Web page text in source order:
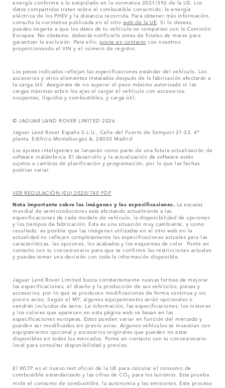
energía conforme a lo estipulado en la normativa 2021/392 de la UE. Los
datos compartidos tratan sobre el combustible consumido, la energía
eléctrica de los PHEV y la distancia recorrida. Para obtener más información,
consulta la normativa publicada en el sitio web de la UE . Si lo deseas,
puedes negarte a que los datos de tu vehículo se compartan con la Comisión
Europea. No obstante, deberás notificarlo antes de finales de marzo para
garantizar la exclusión. Para ello, ponte en contacto con nosotros
proporcionando el VIN y el número de registro.
Los pesos indicados reflejan las especificaciones estándar del vehículo. Los
accesorios y otros elementos instalados después de la fabricación afectarán a
la carga útil. Asegúrate de no superar el peso máximo autorizado ni las
cargas máximas sobre los ejes al cargar el vehículo con accesorios,
ocupantes, líquidos y combustibles, y carga útil.
© JAGUAR LAND ROVER LIMITED 2026
Jaguar Land Rover España S.L.U., Calle del Puerto de Somport 21-23, 4ª
planta, Edificio Monteburgos A, 28050 Madrid
Los ajustes inteligentes se lanzarán como parte de una futura actualización de
software inalámbrica. El desarrollo y la actualización de software están
sujetos a cambios de planificación y programación, por lo que las fechas
podrían variar.
VER REGULACIÓN (EU) 2020/740 PDF
Nota importante sobre las imágenes y las especificaciones. La escasez
mundial de semiconductores está afectando actualmente a las
especificaciones de cada modelo de vehículo, la disponibilidad de opciones
y los tiempos de fabricación. Esta es una situación muy cambiante, y como
resultado, es posible que las imágenes utilizadas en el sitio web en la
actualidad no reflejen completamente las especificaciones actuales para las
características, las opciones, los acabados y los esquemas de color. Ponte en
contacto con tu concesionario para que te confirme las restricciones actuales
y puedas tomar una decisión con toda la información disponible.
Jaguar Land Rover Limited busca constantemente nuevas formas de mejorar
las especificaciones, el diseño y la producción de sus vehículos, piezas y
accesorios, por lo que se producen modificaciones de forma continua y sin
previo aviso. Según el MY, algunos equipamientos serán opcionales o
vendrán incluidos de serie. La información, las especificaciones, los motores
y los colores que aparecen en esta página web se basan en las
especificaciones europeas. Estos pueden variar en función del mercado y
pueden ser modificados sin previo aviso. Algunos vehículos se muestran con
equipamiento opcional y accesorios originales que pueden no estar
disponibles en todos los mercados. Ponte en contacto con tu concesionario
local para consultar disponibilidad y precios.
El WLTP es el nuevo test oficial de la UE para calcular el consumo de
combustible estandarizado y las cifras de CO2 para los turismos. Esta prueba
mide el consumo de combustible, la autonomía y las emisiones. Este proceso